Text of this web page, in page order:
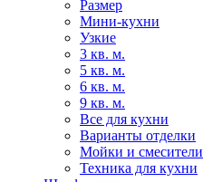
Размер
Мини-кухни
Узкие
3 кв. м.
5 кв. м.
6 кв. м.
9 кв. м.
Все для кухни
Варианты отделки
Мойки и смесители
Техника для кухни